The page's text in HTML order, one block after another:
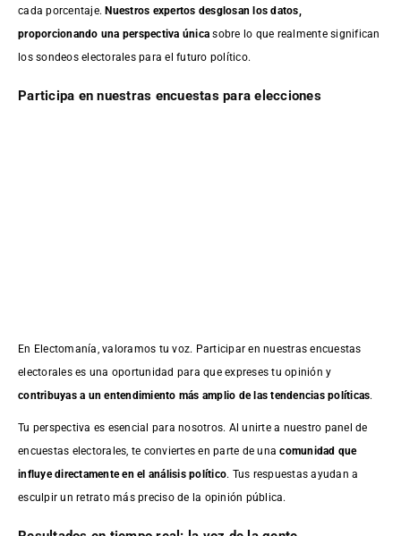
cada porcentaje.Nuestros expertos desglosan los datos,
proporcionando una perspectiva única sobre lo que realmente significan
los sondeos electorales para el futuro político.
Participa en nuestras encuestas para elecciones
En Electomanía, valoramos tu voz. Participar en nuestras encuestas
electorales es una oportunidad para que expreses tu opinión y
contribuyas a un entendimiento más amplio de las tendencias políticas.
Tu perspectiva es esencial para nosotros. Al unirte a nuestro panel de
encuestas electorales, te conviertes en parte de unacomunidad que
influye directamente en el análisis político. Tus respuestas ayudan a
esculpir un retrato más preciso de la opinión pública.